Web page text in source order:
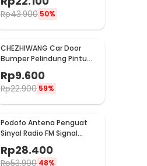
500ml - QUY1640
Rp43.900 50%
CHEZHIWANG Car Door
Bumper Pelindung Pintu
Mobil Anti Gores 8 PCS -
HT-001
Rp9.600
Rp22.900 59%
Podofo Antena Penguat
Sinyal Radio FM Signal
Amplifier untuk Mobil -
ANT-208
Rp28.400
Rp53.900 48%